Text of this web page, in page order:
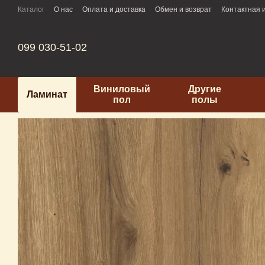
Перейти к основному контенту
Каталог О нас Оплата и доставка Обмен и возврат
099 030-51-02
Ламинат
Виниловый
пол
Другие
полы